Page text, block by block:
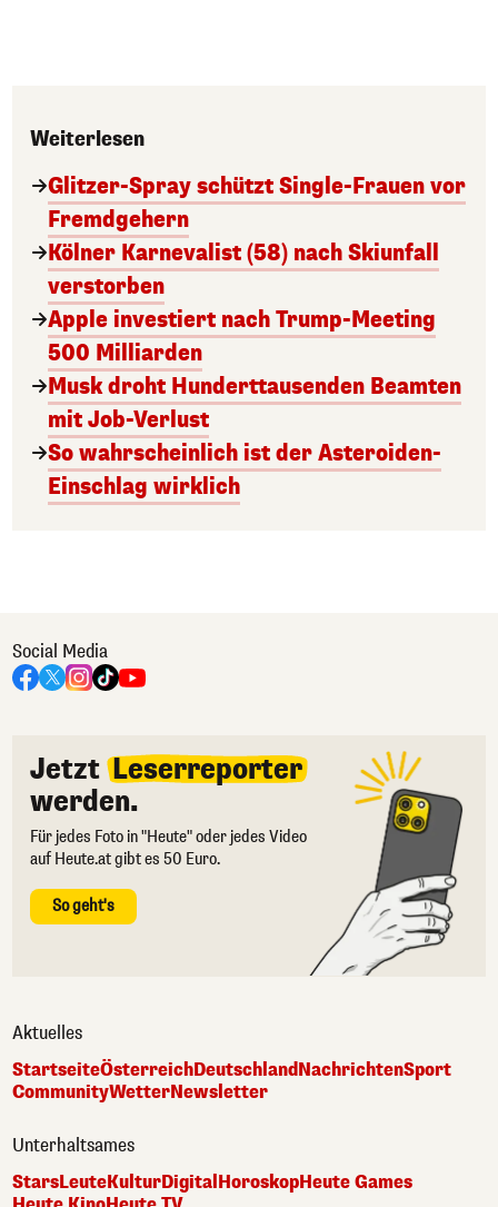
Weiterlesen
Glitzer-Spray schützt Single-Frauen vor
Fremdgehern
Kölner Karnevalist (58) nach Skiunfall
verstorben
Apple investiert nach Trump-Meeting
500 Milliarden
Musk droht Hunderttausenden Beamten
mit Job-Verlust
So wahrscheinlich ist der Asteroiden-
Einschlag wirklich
Social Media
Jetzt Leserreporter
werden.
Für jedes Foto in "Heute" oder jedes Video
auf Heute.at gibt es 50 Euro.
So geht's
Aktuelles
StartseiteÖsterreichDeutschlandNachrichtenSport
CommunityWetterNewsletter
Unterhaltsames
StarsLeuteKulturDigital HoroskopHeute Games